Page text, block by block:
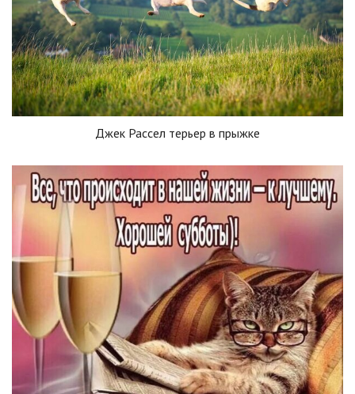
Джек Рассел терьер в прыжке